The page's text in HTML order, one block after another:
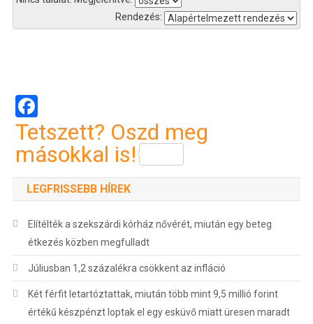
Rendezés:
navigáció
Tetszett? Oszd meg
másokkal is!
LEGFRISSEBB HÍREK
Elítélték a szekszárdi kórház nővérét, miután egy beteg
étkezés közben megfulladt
Júliusban 1,2 százalékra csökkent az infláció
Két férfit letartóztattak, miután több mint 9,5 millió forint
értékű készpénzt loptak el egy esküvő miatt üresen maradt